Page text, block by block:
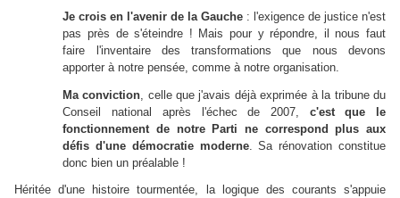
Je crois en l'avenir de la Gauche: l'exigence de justice n'est
pas près de s'éteindre ! Mais pour y répondre, il nous faut
faire l'inventaire des transformations que nous devons
apporter à notre pensée, comme à notre organisation.
Ma conviction , celle que j'avais déjà exprimée à la tribune du
Conseil national après l'échec de 2007, c'est que le
fonctionnement de notre Parti ne correspond plus aux
défis d'une démocratie moderne. Sa rénovation constitue
donc bien un préalable !
Héritée d'une histoire tourmentée, la logique des courants s'appuie